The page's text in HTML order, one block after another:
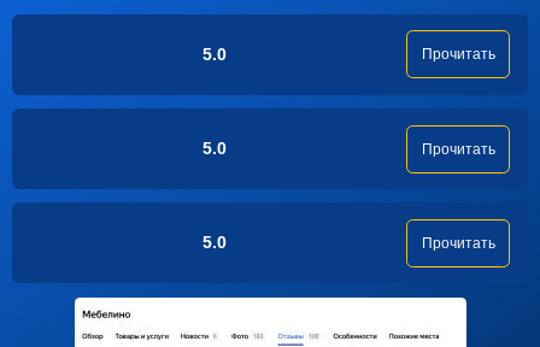
5.0 Прочитать
5.0 Прочитать
5.0 Прочитать